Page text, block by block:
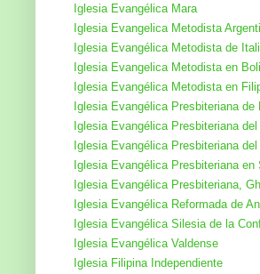
Iglesia Evangélica Mara
Iglesia Evangelica Metodista
Iglesia Evangélica Metodista de
Iglesia Evangelica Metodista en
Iglesia Evangélica Metodista en
Iglesia Evangélica Presbiteriana de
Iglesia Evangélica Presbiteriana del
Iglesia Evangélica Presbiteriana del
Iglesia Evangélica Presbiteriana en
Iglesia Evangélica Presbiteriana,
Iglesia Evangélica Reformada de
Iglesia Evangélica Silesia de la
Iglesia Evangélica Valdense
Iglesia Filipina Independiente